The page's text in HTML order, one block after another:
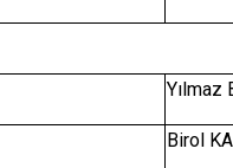
Yılmaz
Birol